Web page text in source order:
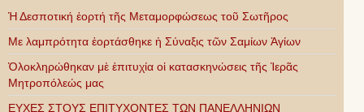
Ἡ Δεσποτική ἑορτή τῆς Μεταμορφώσεως τοῦ Σωτῆρος
Με λαμπρότητα ἑορτάσθηκε ἡ Σύναξις τῶν Σαμίων Ἁγίων
Ὁλοκληρώθηκαν μὲ ἐπιτυχία οἱ κατασκηνώσεις τῆς Ἱερᾶς
Μητροπόλεώς μας
ΕΥΧΕΣ ΣΤΟΥΣ ΕΠΙΤΥΧΟΝΤΕΣ ΤΩΝ ΠΑΝΕΛΛΗΝΙΩΝ